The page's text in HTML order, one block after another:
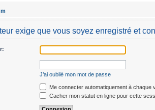
exige que vous soyez enregistré et
J’ai oublié mon mot de passe
Me connecter automatiquement à chaque
Cacher mon statut en ligne pour cette